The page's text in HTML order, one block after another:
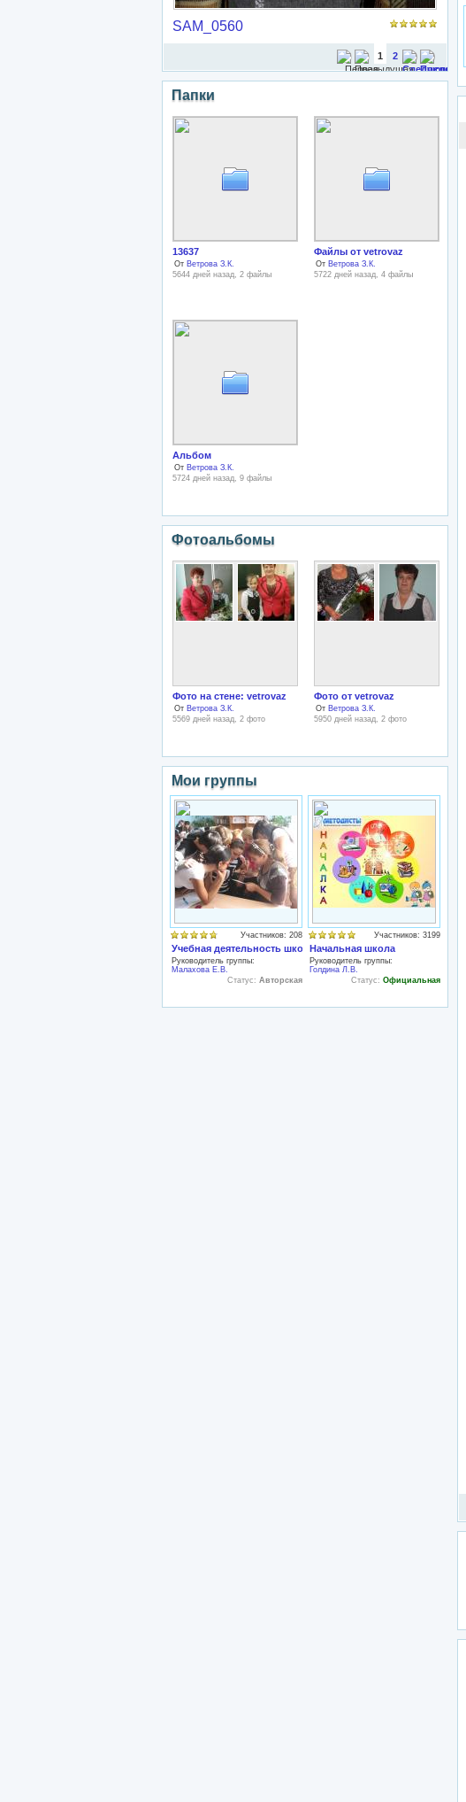
SAM_0560
1 2
Папки
13637
От Ветрова З.К.
5644 дней назад, 2 файлы
Файлы от vetrovaz
От Ветрова З.К.
5722 дней назад, 4 файлы
Альбом
От Ветрова З.К.
5724 дней назад, 9 файлы
Фотоальбомы
Фото на стене: vetrovaz
От Ветрова З.К.
5569 дней назад, 2 фото
Фото от vetrovaz
От Ветрова З.К.
5950 дней назад, 2 фото
Мои группы
Участников: 208
Учебная деятельность школьников.
Руководитель группы:
Малахова Е.В.
Статус: Авторская
Участников: 3199
Начальная школа
Руководитель группы:
Голдина Л.В.
Статус: Официальная